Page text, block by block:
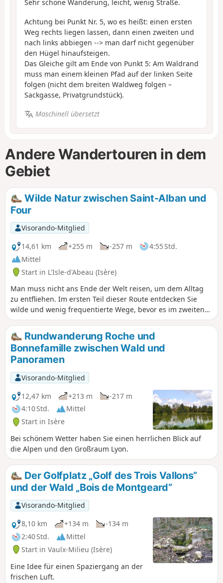
Sehr schöne Wanderung, leicht, wenig Straße.
Achtung bei Punkt Nr. 5, wo es heißt: einen ersten
Weg rechts liegen lassen, dann einen zweiten und
nach links abbiegen --> man darf nicht gegenüber
den Hügel hinaufsteigen.
Das Gleiche gilt am Ende von Punkt 5: Am Waldrand
muss man einem kleinen Pfad auf der linken Seite
folgen (nicht dem breiten Waldweg folgen –
Sackgasse, Privatgrundstück).
Maschinell übersetzt
Andere Wandertouren in dem
Gebiet
Wilde Natur zwischen Saint-Alban und
Four
Visorando-Mitglied
14,61 km
+255 m -257 m
4:55 Std.
Mittel
Start in L'Isle-d'Abeau (Isère)
Man muss nicht ans Ende der Welt reisen, um dem Alltag
zu entfliehen. Im ersten Teil dieser Route entdecken Sie
wilde und wenig frequentierte Wege, bevor es im zweiten
Teil etwas ruhiger wird.
Rundwanderung Roche und
Bonnefamille zwischen Wald und
Panoramen
Visorando-Mitglied
12,47 km
+213 m
-217 m
4:10 Std.
Mittel
Start in Isère
Bei schönem Wetter haben Sie einen herrlichen Blick auf
die Alpen und den Großraum Lyon.
Der Golfplatz „Golf des Trois Vallons”
und der Wald „Bois de Montgeard”
Visorando-Mitglied
8,10 km
+134 m
-134 m
2:40 Std.
Mittel
Start in Vaulx-Milieu (Isère)
Eine Idee für einen Spaziergang an der
frischen Luft.